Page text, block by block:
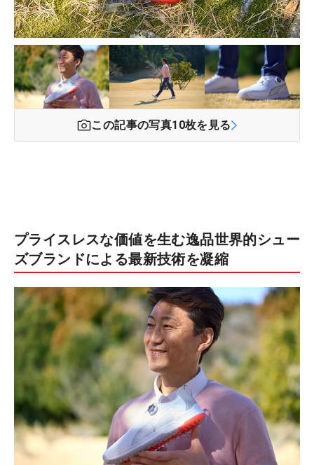
この記事の写真10枚を見る
プライスレスな価値を生む逸品世界的シュー
ズブランドによる最新技術を凝縮